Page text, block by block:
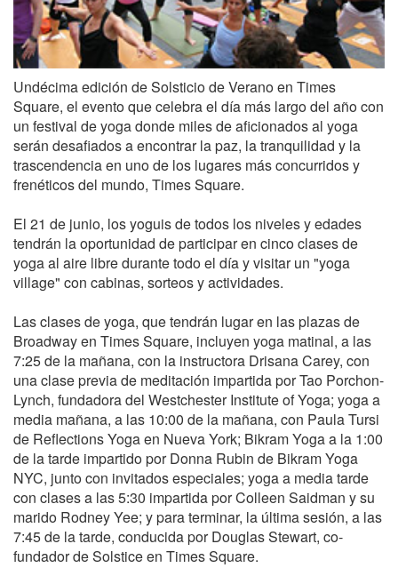
Undécima edición de Solsticio de Verano en Times
Square, el evento que celebra el día más largo del año con
un festival de yoga donde miles de aficionados al yoga
serán desafiados a encontrar la paz, la tranquilidad y la
trascendencia en uno de los lugares más concurridos y
frenéticos del mundo, Times Square.
El 21 de junio, los yoguis de todos los niveles y edades
tendrán la oportunidad de participar en cinco clases de
yoga al aire libre durante todo el día y visitar un "yoga
village" con cabinas, sorteos y actividades.
Las clases de yoga, que tendrán lugar en las plazas de
Broadway en Times Square, incluyen yoga matinal, a las
7:25 de la mañana, con la instructora Drisana Carey, con
una clase previa de meditación impartida por Tao Porchon-
Lynch, fundadora del Westchester Institute of Yoga; yoga a
media mañana, a las 10:00 de la mañana, con Paula Tursi
de Reflections Yoga en Nueva York; Bikram Yoga a la 1:00
de la tarde impartido por Donna Rubin de Bikram Yoga
NYC, junto con invitados especiales; yoga a media tarde
con clases a las 5:30 impartida por Colleen Saidman y su
marido Rodney Yee; y para terminar, la última sesión, a las
7:45 de la tarde, conducida por Douglas Stewart, co-
fundador de Solstice en Times Square.